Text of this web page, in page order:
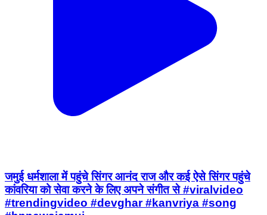
जमुई धर्मशाला में पहुंचे सिंगर आनंद राज और कई ऐसे सिंगर पहुंचे
कांवरिया को सेवा करने के लिए अपने संगीत से #viralvideo
#trendingvideo #devghar #kanvriya #song